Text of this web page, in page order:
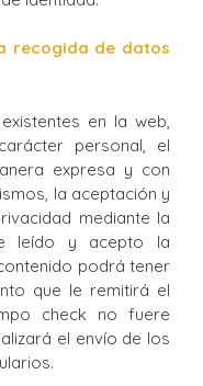
recogida de datos
en la web,
personal, el
expresa y con
la aceptación y
mediante la
leído y acepto la
podrá tener
que le remitirá el
check no fuere
el envío de los